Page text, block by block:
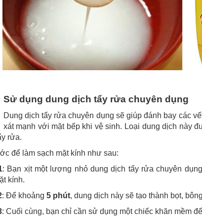
Sử dụng dung dịch tẩy rửa chuyên dụng
Dung dịch tẩy rửa chuyên dụng sẽ giúp đánh bay các
xát mạnh với mặt bếp khi vệ sinh. Loại dung dịch này
rửa.
để làm sạch mặt kính như sau:
: Bạn xịt một lượng nhỏ dung dịch tẩy rửa chuyên
kính.
: Để khoảng 5 phút, dung dịch này sẽ tạo thành bọt,
: Cuối cùng, bạn chỉ cần sử dụng một chiếc khăn mềm